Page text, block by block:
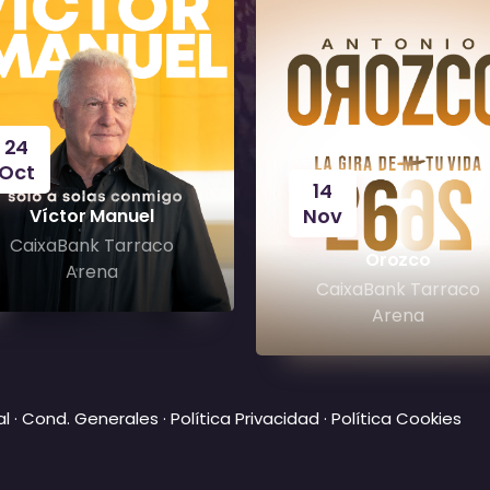
24
Oct
Víctor Manuel
CaixaBank Tarraco
Arena
14
Nov
Orozco
CaixaBank Tarraco
Arena
· Cond. Generales · Política Privacidad · Política Cookies